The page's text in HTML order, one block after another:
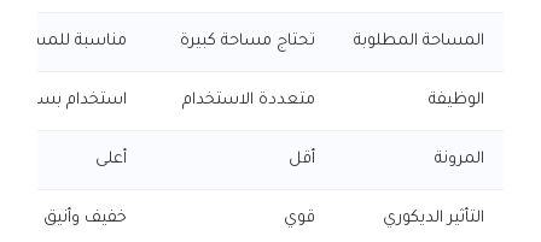
المساحة المطلوبة تحتاج مساحة كبيرة مناسبة
الوظيفة متعددة الاستخدام استخدام بسيط
المرونة أقل أعلى
التأثير الديكوري قوي خفيف وأنيق